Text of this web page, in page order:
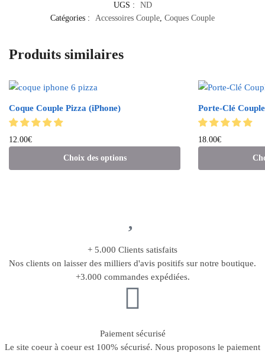
UGS :
ND
Catégories :
Accessoires Couple, Coques Couple
Produits similaires
Coque Couple Pizza (iPhone)
12.00€
Choix des options
Porte-Clé
18.00€
+ 5.000 Clients satisfaits
Nos clients on laisser des milliers d'avis positifs sur notre boutique.
+3.000 commandes expédiées.
Paiement sécurisé
Le site coeur à coeur est 100% sécurisé. Nous proposons le paiement